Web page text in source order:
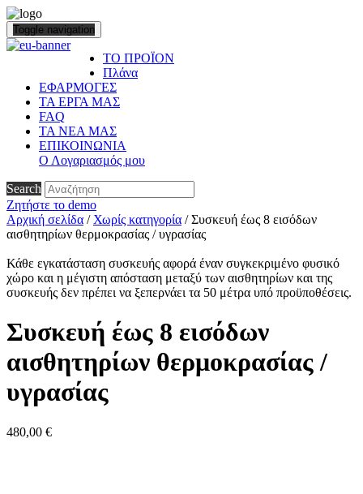
Toggle navigation
ΤΟ ΠΡΟΪΟΝ
Πλάνα
ΕΦΑΡΜΟΓΕΣ
ΤΑ ΕΡΓΑ ΜΑΣ
FAQ
ΤΑ ΝΕΑ ΜΑΣ
ΕΠΙΚΟΙΝΩΝΙΑ
Ο Λογαριασμός μου
Search
Ζητήστε το demo
Αρχική σελίδα / Χωρίς κατηγορία / Συσκευή έως 8 εισόδων
αισθητηρίων θερμοκρασίας / υγρασίας
Κάθε εγκατάσταση συσκευής αφορά έναν συγκεκριμένο φυσικό
χώρο και η μέγιστη απόσταση μεταξύ των αισθητηρίων και της
συσκευής δεν πρέπει να ξεπερνάει τα 50 μέτρα υπό προϋποθέσεις.
Συσκευή έως 8 εισόδων
αισθητηρίων θερμοκρασίας /
υγρασίας
480,00 €